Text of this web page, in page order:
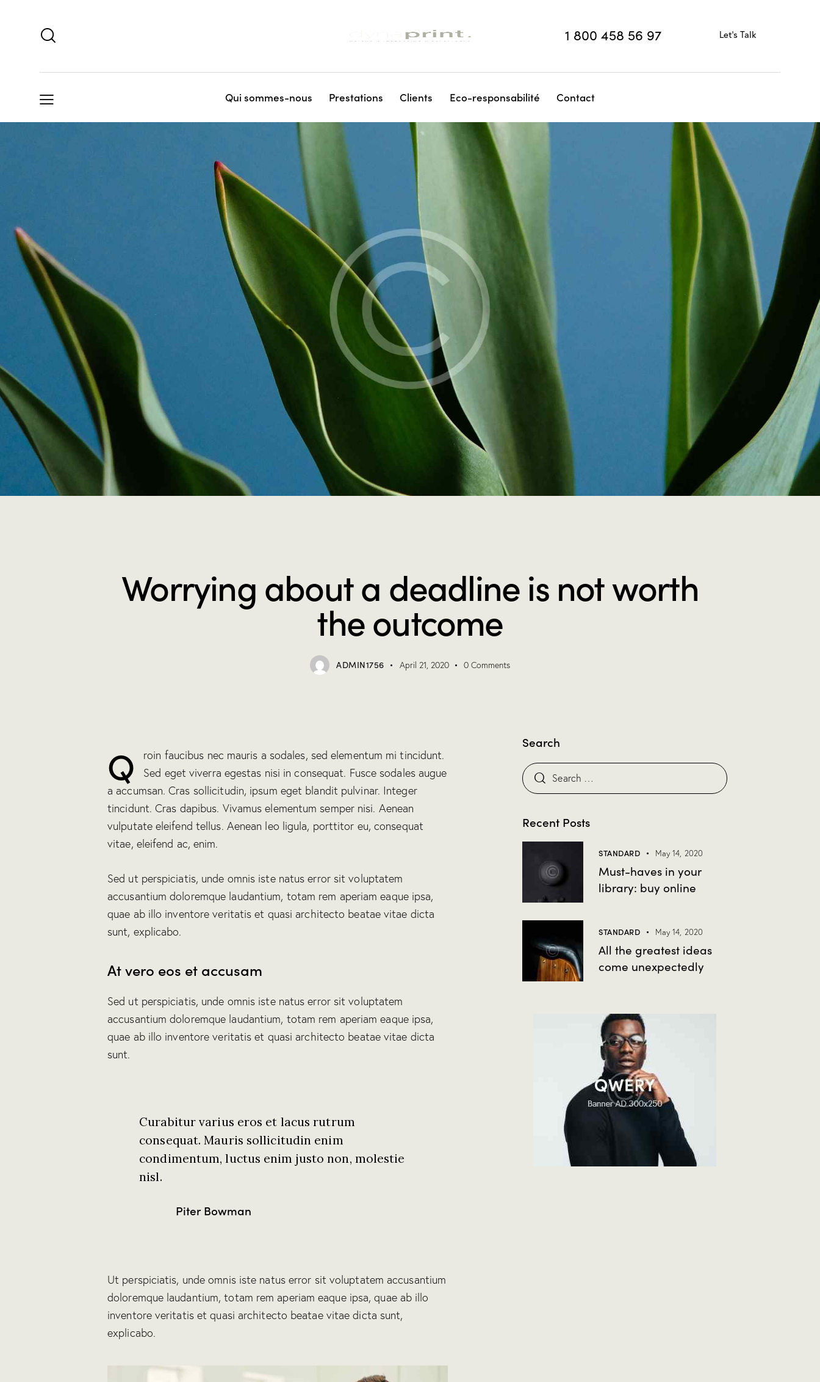
1 800 458 56 97 Let's Talk
Qui sommes-nous Prestations Clients Eco-responsabilité Contact
Worrying about a deadline is not worth
the outcome
ADMIN1756 April 21, 2020 0 Comments
Q
roin faucibus nec mauris a sodales, sed elementum mi tincidunt.
Sed eget viverra egestas nisi in consequat. Fusce sodales augue
a accumsan. Cras sollicitudin, ipsum eget blandit pulvinar. Integer
tincidunt. Cras dapibus. Vivamus elementum semper nisi. Aenean
vulputate eleifend tellus. Aenean leo ligula, porttitor eu, consequat
vitae, eleifend ac, enim.
Sed ut perspiciatis, unde omnis iste natus error sit voluptatem
accusantium doloremque laudantium, totam rem aperiam eaque ipsa,
quae ab illo inventore veritatis et quasi architecto beatae vitae dicta
sunt, explicabo.
At vero eos et accusam
Sed ut perspiciatis, unde omnis iste natus error sit voluptatem
accusantium doloremque laudantium, totam rem aperiam eaque ipsa,
quae ab illo inventore veritatis et quasi architecto beatae vitae dicta
sunt.
Curabitur varius eros et lacus rutrum
consequat. Mauris sollicitudin enim
condimentum, luctus enim justo non, molestie
nisl.
Piter Bowman
Ut perspiciatis, unde omnis iste natus error sit voluptatem accusantium
doloremque laudantium, totam rem aperiam eaque ipsa, quae ab illo
inventore veritatis et quasi architecto beatae vitae dicta sunt,
explicabo.
Search
Recent Posts
STANDARD May 14, 2020
Must-haves in your
library: buy online
STANDARD May 14, 2020
All the greatest ideas
come unexpectedly